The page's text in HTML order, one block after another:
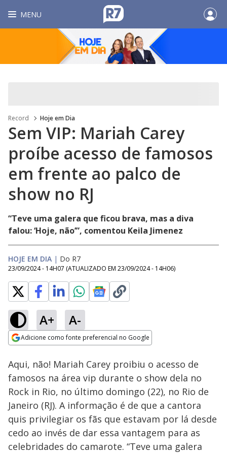
MENU
Record Hoje em Dia
Sem VIP: Mariah Carey
proíbe acesso de famosos
em frente ao palco de
show no RJ
“Teve uma galera que ficou brava, mas a diva
falou: ‘Hoje, não’”, comentou Keila Jimenez
HOJE EM DIA | Do R7
23/09/2024 - 14H07 (ATUALIZADO EM 23/09/2024 - 14H06)
A+ A-
Adicione como fonte preferencial no Google
Ativar
85.31%
Aqui, não! Mariah Carey proibiu o acesso de
famosos na área vip durante o show dela no
Rock in Rio, no último domingo (22), no Rio de
Janeiro (RJ). A informação é de que a cantora
quis privilegiar os fãs que estavam por lá desde
cedo ao invés de dar essa vantagem para as
celebridades do camarote. “Teve uma galera